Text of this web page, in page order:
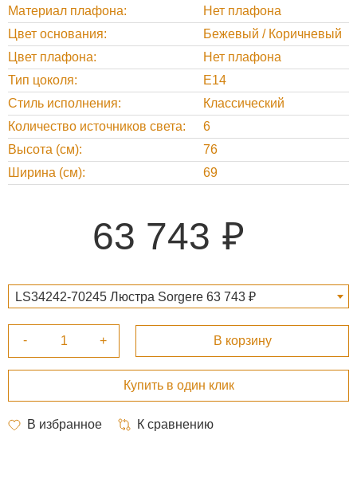
Материал плафона
Нет плафона
Цвет основания
Бежевый / Коричневый
Цвет плафона
Нет плафона
Тип цоколя
E14
Стиль исполнения
Классический
Количество источников света
6
Высота (см)
76
Ширина (см)
69
63 743
LS34242-70245 Люстра Sorgere 63 743 ₽